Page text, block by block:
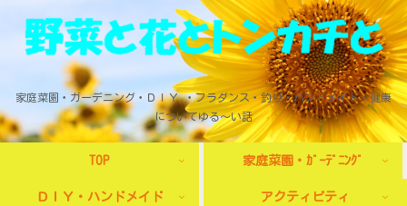
家庭菜園・ガーデニング・ＤＩＹ ・フラダンス・釣り・ハンドメイド・健康
についてゆる～い話
TOP 家庭菜園・ｶﾞｰﾃﾞﾆﾝｸﾞ
ＤＩＹ・ハンドメイド アクティビティ